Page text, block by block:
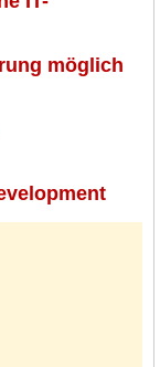
möglich